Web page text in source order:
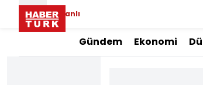
Canlı
Gündem Ekonomi